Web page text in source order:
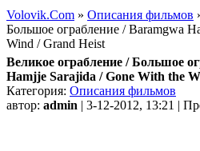
Volovik.Com » Описания фильмов
Большое ограбление / Baramgwa
Wind / Grand Heist
Великое ограбление / Большое
Hamjje Sarajida / Gone With the
Категория: Описания фильмов
автор: admin | 3-12-2012, 13:21 |